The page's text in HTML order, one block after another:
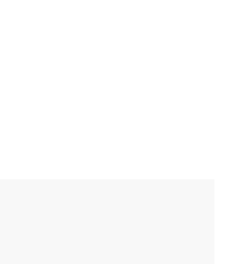
strony z wpisami